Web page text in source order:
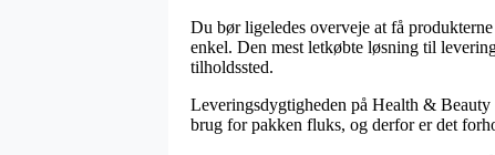
Du bør ligeledes overveje at få
enkel. Den mest letkøbte løsning til
tilholdssted.
Leveringsdygtigheden på Health &
brug for pakken fluks, og derfor er det